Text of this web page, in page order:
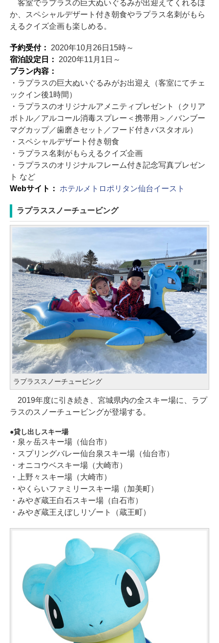
客室でラプラスの巨大ぬいぐるみが出迎えてくれるほ
か、スペシャルデザート付き朝食やラプラス名刺がもら
えるクイズ企画も楽しめる。
予約受付： 2020年10月26日15時～
宿泊設定日： 2020年11月1日～
プラン内容：
・ラプラスの巨大ぬいぐるみがお出迎え（客室にてチェ
ックイン後1時間）
・ラプラスのオリジナルアメニティプレゼント（クリア
ボトル／アルコール消毒スプレー＜携帯用＞／バンブー
マグカップ／歯磨きセット／フード付きバスタオル）
・スペシャルデザート付き朝食
・ラプラス名刺がもらえるクイズ企画
・ラプラスのオリジナルフレーム付き記念写真プレゼン
ト など
Webサイト： ホテルメトロポリタン仙台イースト
ラプラススノーチュービング
ラプラススノーチュービング
2019年度に引き続き、宮城県内の全スキー場に、ラプ
ラスのスノーチュービングが登場する。
貸し出しスキー場
・泉ヶ岳スキー場（仙台市）
・スプリングバレー仙台泉スキー場（仙台市）
・オニコウベスキー場（大崎市）
・上野々スキー場（大崎市）
・やくらいファミリースキー場（加美町）
・みやぎ蔵王白石スキー場（白石市）
・みやぎ蔵王えぼしリゾート（蔵王町）